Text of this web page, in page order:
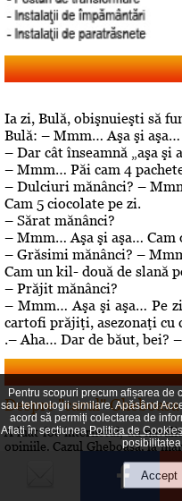
Ia zi, Bulă, obişnuieşti să
Bulă: – Mmm… Aşa şi aşa…
– Dar cât înseamnă „aşa şi
– Mmm… Păi cam 4
– Dulciuri mănânci? –
Cam 5 ciocolate pe zi.
– Sărat mănânci?
– Mmm… Aşa şi aşa… Cam
– Grăsimi mănânci? –
Cam un kil- două de slană
– Prăjit mănânci?
– Mmm… Aşa şi aşa… Pe
cartofi prăjiţi, asezonaţi cu
.– Aha… Dar de băut, bei?
Despre "cazul" Gheboasa
A luat foc internetul, au
opiniile. Cazul Gheboasa, la
in Mangalia care avea initial
apoi 18 si ucisa de colega de
gradului de cultura aferent
Pentru scopuri precum afișarea de
sau tehnologii similare. Apăsând
acord să permiți colectarea de
Aflați în secțiuneaPolitica de Cookies